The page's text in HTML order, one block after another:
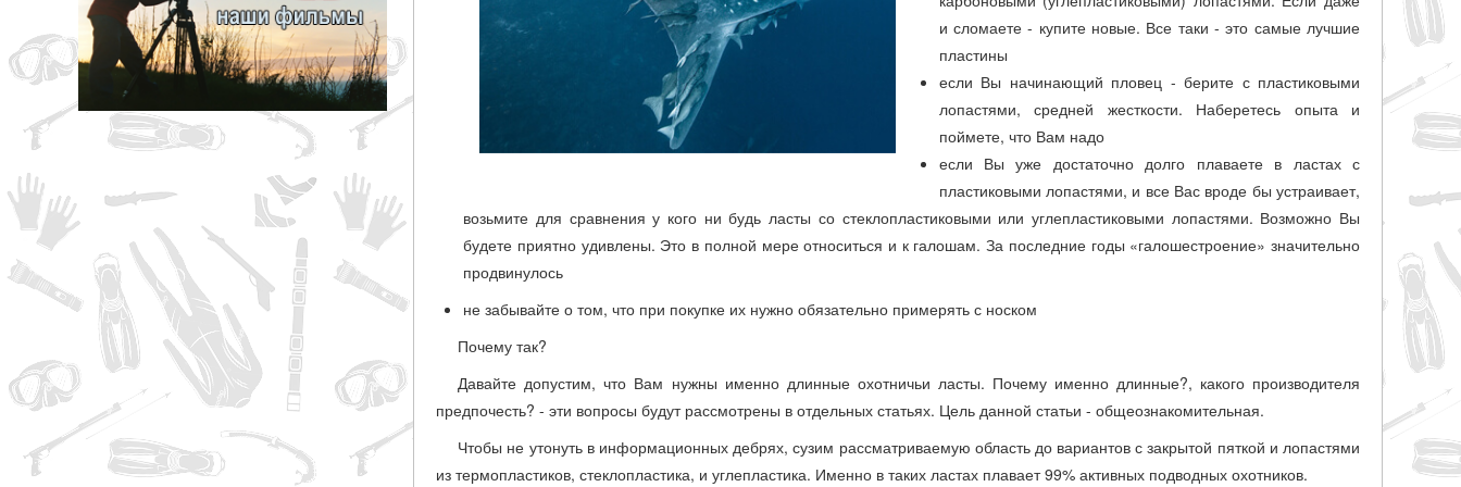
грн
и сломаете - купите новые. Все таки - это самые лучшие
пластины
если Вы начинающий пловец - берите с пластиковыми
лопастями, средней жесткости. Наберетесь опыта и
поймете, что Вам надо
если Вы уже достаточно долго плаваете в ластах с
пластиковыми лопастями, и все Вас вроде бы устраивает,
возьмите для сравнения у кого ни будь ласты со стеклопластиковыми или углепластиковыми лопастями. Возможно Вы
будете приятно удивлены. Это в полной мере относиться и к галошам. За последние годы «галошестроение» значительно
продвинулось
не забывайте о том, что при покупке их нужно обязательно примерять с носком
Почему так?
Давайте допустим, что Вам нужны именно длинные охотничьи ласты. Почему именно длинные?, какого производителя
предпочесть? - эти вопросы будут рассмотрены в отдельных статьях. Цель данной статьи - общеознакомительная.
Чтобы не утонуть в информационных дебрях, сузим рассматриваемую область до вариантов с закрытой пяткой и лопастями
из термопластиков, стеклопластика, и углепластика. Именно в таких ластах плавает 99% активных подводных охотников.